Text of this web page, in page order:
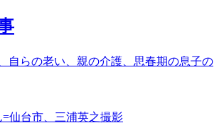
自らの老い、親の介護、思春期の息子の